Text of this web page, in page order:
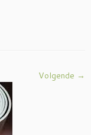
Volgende →